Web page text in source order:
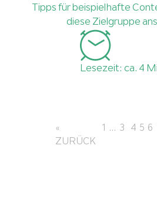
Tipps für beispielhafte
diese Zielgruppe
Lesezeit: ca. 4
«
ZURÜCK
1 … 3 4 5 6